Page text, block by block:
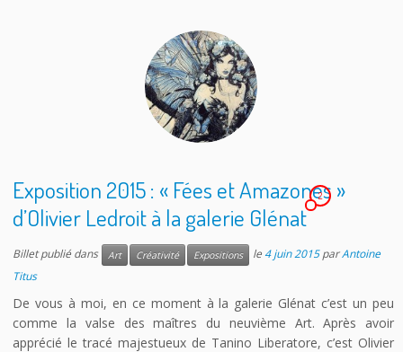
Exposition 2015 : « Fées et Amazones »
d’Olivier Ledroit à la galerie Glénat
2
Billet publié dans Art Créativité Expositions le4 juin 2015 parAntoine
Titus
De vous à moi, en ce moment à la galerie Glénat c’est un peu
comme la valse des maîtres du neuvième Art. Après avoir
apprécié le tracé majestueux de Tanino Liberatore, c’est Olivier